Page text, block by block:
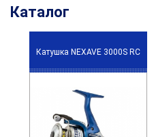
Каталог
Катушка NEXAVE 3000S RC